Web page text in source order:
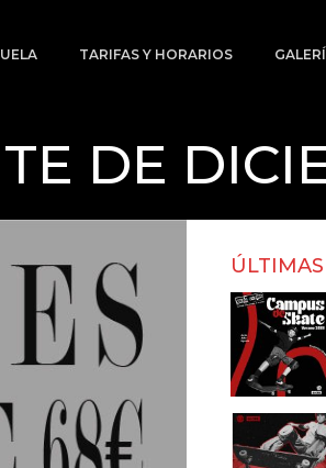
TARIFAS Y HORARIOS
DE